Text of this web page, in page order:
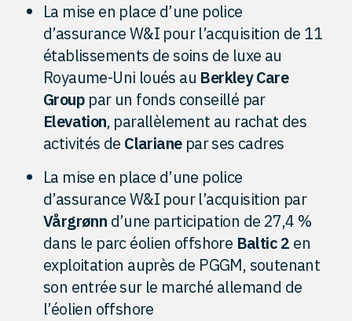
La mise en place d’une police
d’assurance W&I pour l’acquisition de 11
établissements de soins de luxe au
Royaume-Uni loués au Berkley Care
Group par un fonds conseillé par
Elevation, parallèlement au rachat des
activités de Clarianepar ses cadres
La mise en place d’une police
d’assurance W&I pour l’acquisition par
Vårgrønn d’une participation de 27,4 %
dans le parc éolien offshore Baltic 2 en
exploitation auprès de PGGM, soutenant
son entrée sur le marché allemand de
l’éolien offshore